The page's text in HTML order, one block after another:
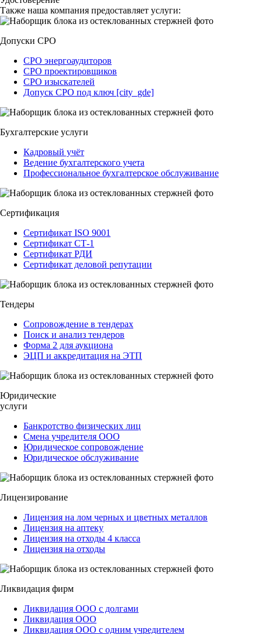
Также наша компания предоставляет услуги:
Допуски СРО
СРО энергоаудиторов
СРО проектировщиков
СРО изыскателей
Допуск СРО под ключ [city_gde]
Бухгалтерские услуги
Кадровый учёт
Ведение бухгалтерского учета
Профессиональное бухгалтерское обслуживание
Сертификация
Сертификат ISO 9001
Сертификат СТ-1
Сертификат РДИ
Сертификат деловой репутации
Тендеры
Сопровождение в тендерах
Поиск и анализ тендеров
Форма 2 для аукциона
ЭЦП и аккредитация на ЭТП
Юридические
услуги
Банкротство физических лиц
Смена учредителя ООО
Юридическое сопровождение
Юридическое обслуживание
Лицензирование
Лицензия на лом черных и цветных металлов
Лицензия на аптеку
Лицензия на отходы 4 класса
Лицензия на отходы
Ликвидация фирм
Ликвидация ООО с долгами
Ликвидация ООО
Ликвидация ООО с одним учредителем